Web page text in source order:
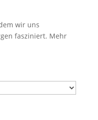
wir uns
fasziniert. Mehr